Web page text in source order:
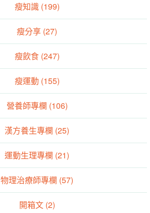
瘦知識 (199)
瘦分享 (27)
瘦飲食 (247)
瘦運動 (155)
營養師專欄 (106)
漢方養生專欄 (25)
運動生理專欄 (21)
物理治療師專欄 (57)
開箱文 (2)